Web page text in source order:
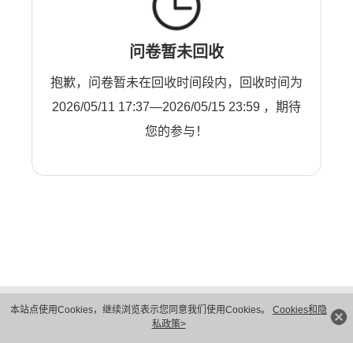
本站点使用Cookies，继续浏览表示您同意我们使用Cookies。 Cookies和隐
私政策>
问卷暂未回收
抱歉，问卷暂未在回收时间段内，回收时间为
2026/05/11 17:37—2026/05/15 23:59 ，期待
您的参与！
隐私保护
法律声明